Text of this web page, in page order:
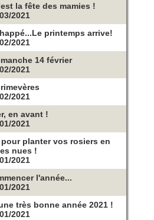
la fête des mamies !
2021
printemps arrive!
2021
14 février
2021
2021
en avant !
2021
planter vos rosiers en
nues !
2021
l'année...
2021
très bonne année 2021 !
2021